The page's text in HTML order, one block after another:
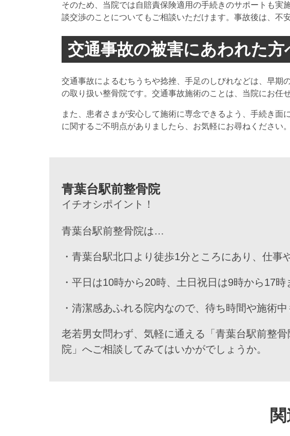
そのため、当院では自賠責保険適用の手続きのサポートも
談交渉のことについてもご相談いただけます。事故後は、不
交通事故の被害にあわれた方
交通事故によるむちうちや捻挫、手足のしびれなどは、早
の取り扱い整骨院です。交通事故施術のことは、当院にお任
また、患者さまが安心して施術に専念できるよう、手続き
に関するご不明点がありましたら、お気軽にお尋ねください。
青葉台駅前整骨院
イチオシポイント！
青葉台駅前整骨院は…
・青葉台駅北口より徒歩1分ところにあり、仕事
・平日は10時から20時、土日祝日は9時から17
・清潔感あふれる院内なので、待ち時間や施術
老若男女問わず、気軽に通える「青葉台駅前整
院」へご相談してみてはいかがでしょうか。